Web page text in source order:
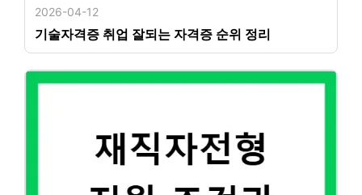
2026-04-12
기술자격증 취업 잘되는 자격증 순위 정리